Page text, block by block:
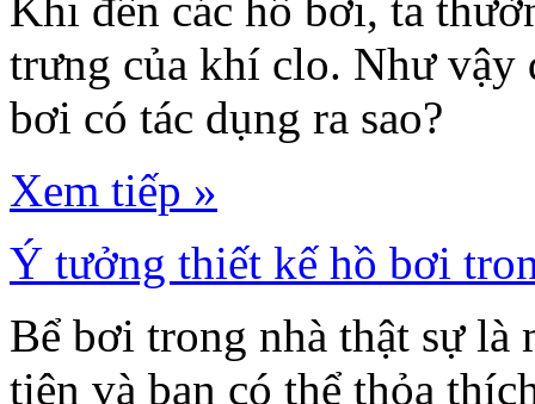
trưng của khí clo. Như vậy
bơi có tác dụng ra sao?
Xem tiếp »
Ý tưởng thiết kế hồ bơi
Bể bơi trong nhà thật sự là
tiện và bạn có thể thỏa